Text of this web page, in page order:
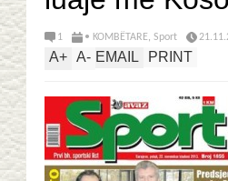
1 • KOMBËTARE, Sport
A+ A- EMAIL PRINT